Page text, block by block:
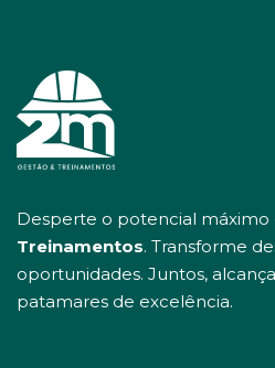
Desperte o potencial máximo
Treinamentos. Transforme
oportunidades. Juntos,
patamares de excelência.